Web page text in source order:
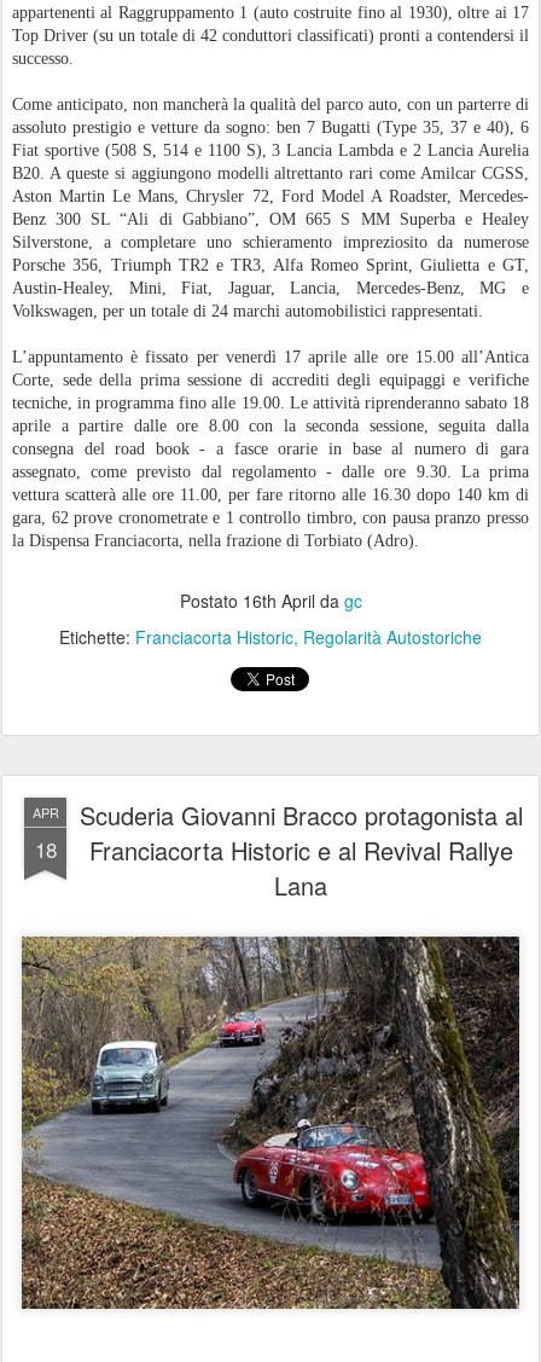
appartenenti al Raggruppamento 1 (auto costruite fino al 1930), oltre ai 17
Top Driver (su un totale di 42 conduttori classificati) pronti a contendersi il
successo.
Come anticipato, non mancherà la qualità del parco auto, con un parterre di
assoluto prestigio e vetture da sogno: ben 7 Bugatti (Type 35, 37 e 40), 6
Fiat sportive (508 S, 514 e 1100 S), 3 Lancia Lambda e 2 Lancia Aurelia
B20. A queste si aggiungono modelli altrettanto rari come Amilcar CGSS,
Aston Martin Le Mans, Chrysler 72, Ford Model A Roadster, Mercedes-
Benz 300 SL “Ali di Gabbiano”, OM 665 S MM Superba e Healey
Silverstone, a completare uno schieramento impreziosito da numerose
Porsche 356, Triumph TR2 e TR3, Alfa Romeo Sprint, Giulietta e GT,
Austin-Healey, Mini, Fiat, Jaguar, Lancia, Mercedes-Benz, MG e
Volkswagen, per un totale di 24 marchi automobilistici rappresentati.
L’appuntamento è fissato per venerdì 17 aprile alle ore 15.00 all’Antica
Corte, sede della prima sessione di accrediti degli equipaggi e verifiche
tecniche, in programma fino alle 19.00. Le attività riprenderanno sabato 18
aprile a partire dalle ore 8.00 con la seconda sessione, seguita dalla
consegna del road book - a fasce orarie in base al numero di gara
assegnato, come previsto dal regolamento - dalle ore 9.30. La prima
vettura scatterà alle ore 11.00, per fare ritorno alle 16.30 dopo 140 km di
gara, 62 prove cronometrate e 1 controllo timbro, con pausa pranzo presso
la Dispensa Franciacorta, nella frazione di Torbiato (Adro).
Postato 16th April da gc
Etichette: Franciacorta Historic Regolarità Autostoriche
APR
18
Scuderia Giovanni Bracco protagonista al
Franciacorta Historic e al Revival Rallye
Lana